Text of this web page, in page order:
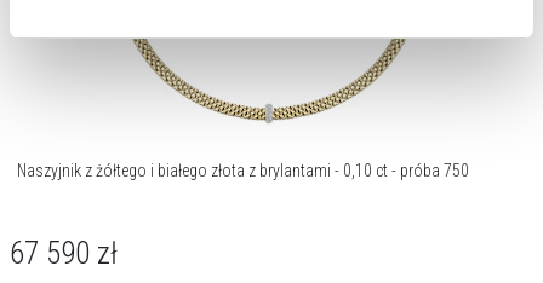
Zarządzaj preferencjami
. W każdej chwili możesz
dokonać zmiany wybranych przez Ciebie plików cookie.
Naszyjnik z żółtego i białego złota z brylantami - 0,10 ct - próba 750
67 590 zł